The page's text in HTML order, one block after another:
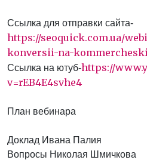
Ссылка для отправки сайта-
https://seoquick.com.ua/
konversii-na-
Ссылка на ютуб-https://
v=rEB4E4svhe4
План вебинара
Доклад Ивана Палия
Вопросы Николая Шмичкова